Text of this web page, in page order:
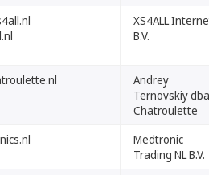
XS4ALL
B.V.
Andrey
Ternovskiy dba
Chatroulette
Medtronic
Trading NL B.V.